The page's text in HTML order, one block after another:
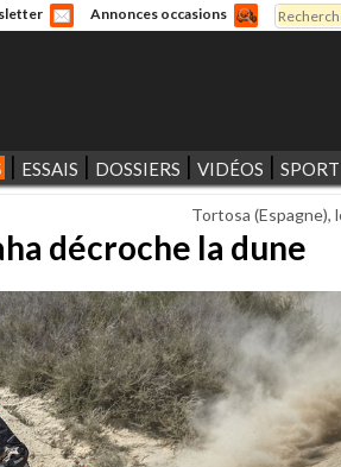
Annonces occasions
ESSAIS DOSSIERS VIDÉOS SPORT
Tortosa (Espagne),
décroche la dune